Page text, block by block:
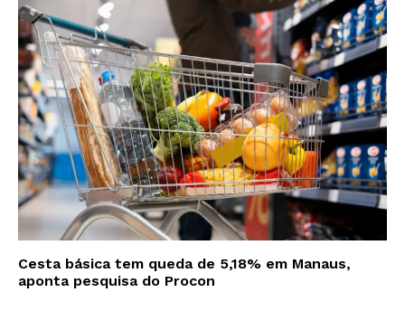
Cesta básica tem queda de 5,18% em Manaus,
aponta pesquisa do Procon